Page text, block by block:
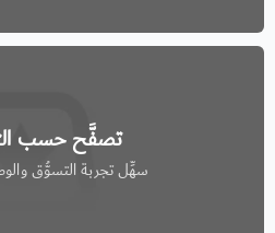
تصفَّح حسب
سهِّل تجربة التسوُّق